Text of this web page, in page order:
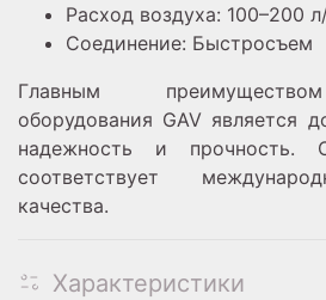
Расход воздуха: 100–200
Соединение: Быстросъем
Главным
оборудования GAV является
надежность и прочность.
соответствует
качества.
Характеристики